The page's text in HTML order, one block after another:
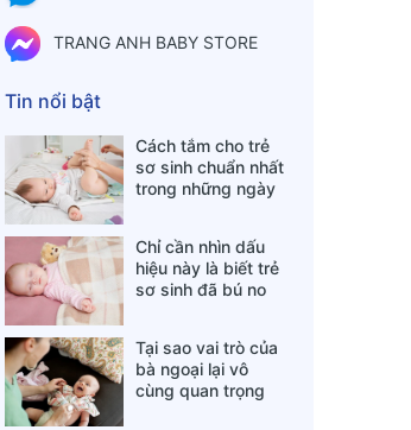
TRANG ANH BABY STORE
Tin nổi bật
Cách tắm cho trẻ
sơ sinh chuẩn nhất
trong những ngày
lòng
Chỉ cần nhìn dấu
hiệu này là biết trẻ
sơ sinh đã bú no
không biết
Tại sao vai trò của
bà ngoại lại vô
cùng quan trọng